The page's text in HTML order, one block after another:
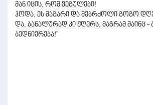
მან იცის, რომ ვეგულები!
ჰოდა, ეს მაგარი და მებრძოლი გოგო
და, ბანალურად კი ჟღერს, მაგრამ მაინც
ბედნიერება!''